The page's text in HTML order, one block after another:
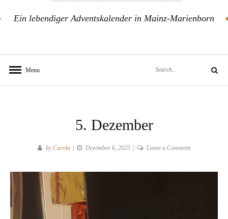
Ein lebendiger Adventskalender in Mainz-Marienborn
Menu Search
5. Dezember
byCarola Dezember 6, 2025 Leave a Commenton